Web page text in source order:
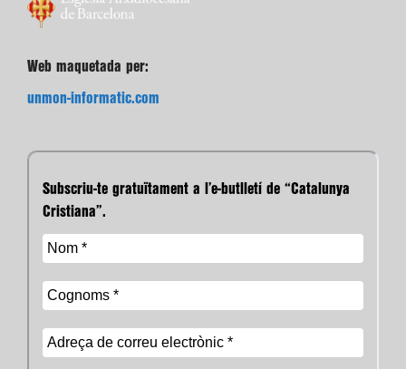
Web maquetada per:
unmon-informatic.com
Subscriu-te gratuïtament a l’e-butlletí de “Catalunya
Cristiana”.